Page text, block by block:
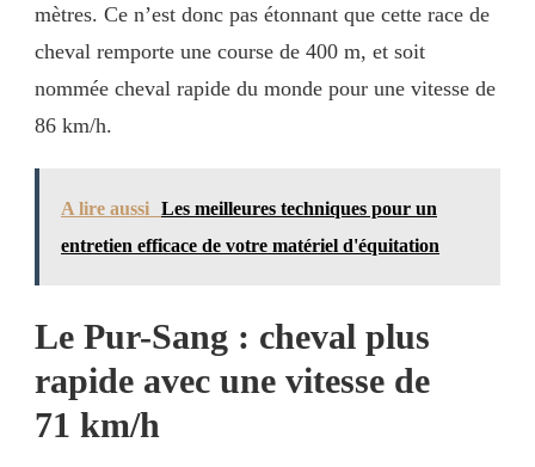
mètres. Ce n’est donc pas étonnant que cette race de
cheval remporte une course de 400 m, et soit
nommée cheval rapide du monde pour une vitesse de
86 km/h.
A lire aussi Les meilleures techniques pour un
entretien efficace de votre matériel d'équitation
Le Pur-Sang : cheval plus
rapide avec une vitesse de
71 km/h